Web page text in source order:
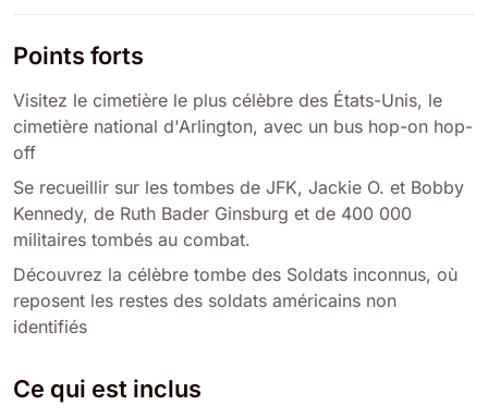
Points forts
Visitez le cimetière le plus célèbre des États-Unis, le
cimetière national d'Arlington, avec un bus hop-on hop-
off
Se recueillir sur les tombes de JFK, Jackie O. et Bobby
Kennedy, de Ruth Bader Ginsburg et de 400 000
militaires tombés au combat.
Découvrez la célèbre tombe des Soldats inconnus, où
reposent les restes des soldats américains non
identifiés
Ce qui est inclus